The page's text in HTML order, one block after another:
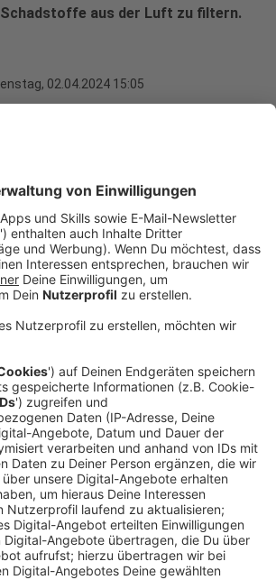
aus der Luft zu filtern.
02.04.2024 15:05
Volkshochschule Köln wurde eine
Textilfassade" installiert. Die Stadt
Stiftung "Lebendige Stadt" und
hier ein Pilotprojekt. Diese Fassade
Wirkstoffe gesundheits-
Stickstoffe filtern und diese in
umwandeln. Die Verantwortliche
Textilfassade
ist aus wiederverwerteten
Für ihre Produktion wurden